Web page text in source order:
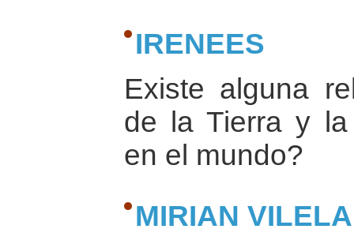
IRENEES
Existe alguna
de la Tierra y
en el mundo?
MIRIAN VILELA